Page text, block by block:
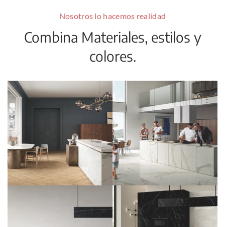
Nosotros lo hacemos realidad
Combina Materiales, estilos y
colores.